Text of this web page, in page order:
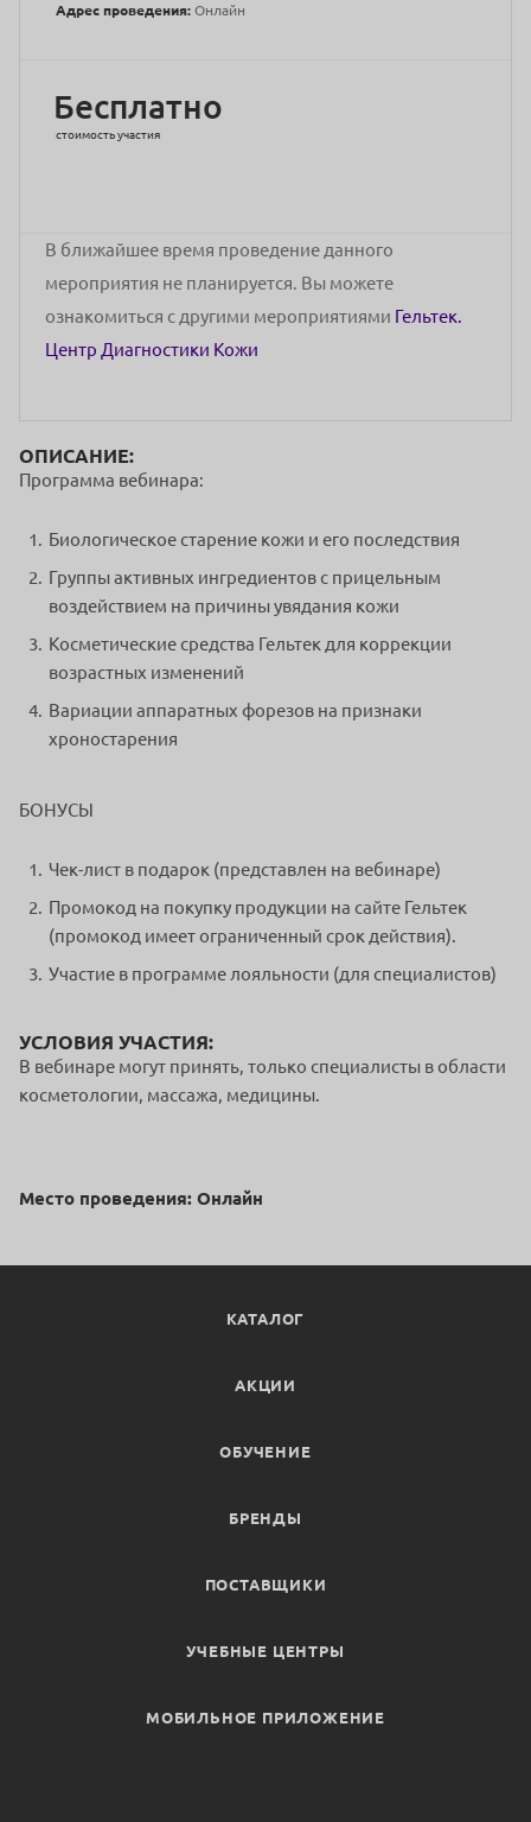
Адрес проведения: Онлайн
Бесплатно
стоимость участия
В ближайшее время проведение данного
мероприятия не планируется. Вы можете
ознакомиться с другими мероприятиями Гельтек.
Центр Диагностики Кожи
ОПИСАНИЕ:
Программа вебинара:
Биологическое старение кожи и его последствия
Группы активных ингредиентов с прицельным
воздействием на причины увядания кожи
Косметические средства Гельтек для коррекции
возрастных изменений
Вариации аппаратных форезов на признаки
хроностарения
БОНУСЫ
Чек-лист в подарок (представлен на вебинаре)
Промокод на покупку продукции на сайте Гельтек
(промокод имеет ограниченный срок действия).
Участие в программе лояльности (для специалистов)
УСЛОВИЯ УЧАСТИЯ:
В вебинаре могут принять, только специалисты в области
косметологии, массажа, медицины.
Место проведения: Онлайн
КАТАЛОГ
АКЦИИ
ОБУЧЕНИЕ
БРЕНДЫ
ПОСТАВЩИКИ
УЧЕБНЫЕ ЦЕНТРЫ
МОБИЛЬНОЕ ПРИЛОЖЕНИЕ